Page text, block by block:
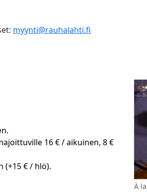
myynti@rauhalahti.fi
16 € / aikuinen, 8 €
(+15 € / hlö).
À